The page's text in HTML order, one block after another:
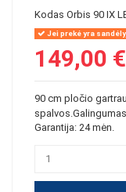
Kodas Orbis 90 IX
Jei prekė yra
149,00 €
90 cm pločio
Garantija: 24 mėn.